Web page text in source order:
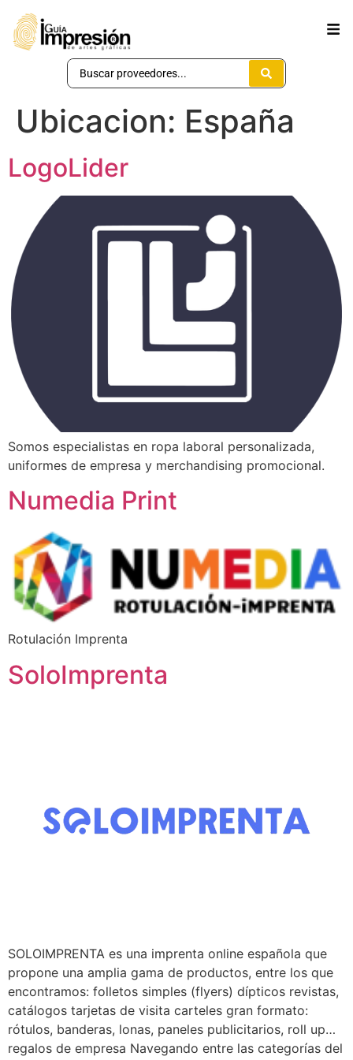
Ubicacion: España
LogoLider
Somos especialistas en ropa laboral personalizada,
uniformes de empresa y merchandising promocional.
Numedia Print
Rotulación Imprenta
SoloImprenta
SOLOIMPRENTA es una imprenta online española que
propone una amplia gama de productos, entre los que
encontramos: folletos simples (flyers) dípticos revistas,
catálogos tarjetas de visita carteles gran formato:
rótulos, banderas, lonas, paneles publicitarios, roll up…
regalos de empresa Navegando entre las categorías del